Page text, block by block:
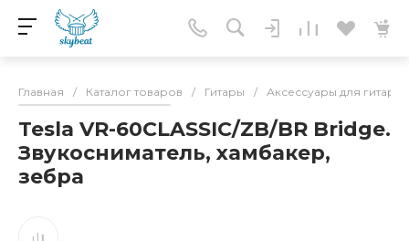
Главная / Каталог товаров / Гитары / Аксессуары для гитар
Tesla VR-60CLASSIC/ZB/BR Bridge.
Звукосниматель, хамбакер,
зебра